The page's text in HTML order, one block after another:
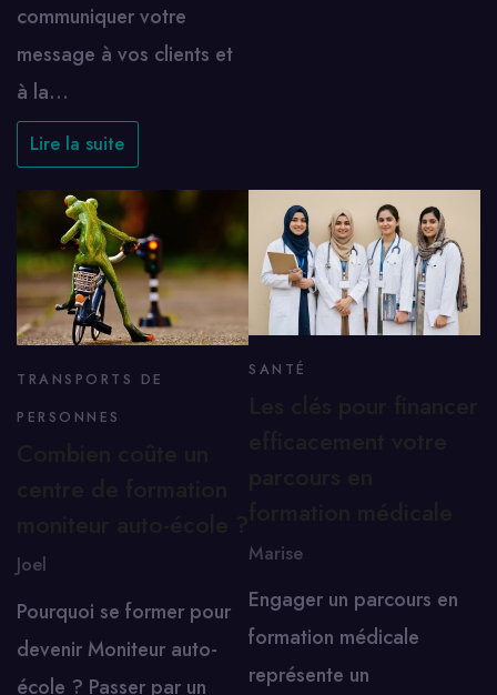
communiquer votre
message à vos clients et
à la…
Lire la suite
TRANSPORTS DE
PERSONNES
Joel
Pourquoi se former pour
devenir Moniteur auto-
école ? Passer par un
SANTÉ
Marise
Engager un parcours en
formation médicale
représente un